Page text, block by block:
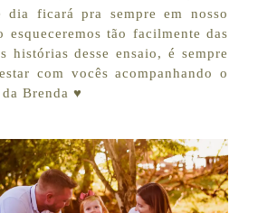
dia ficará pra sempre em nosso
esqueceremos tão facilmente das
histórias desse ensaio, é sempre
com vocês acompanhando o
Brenda ♥